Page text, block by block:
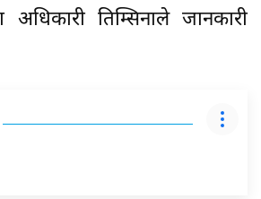
अधिकारी तिम्सिनाले जानकारी